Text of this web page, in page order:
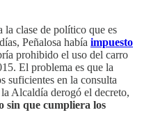
la clase de político que es
Peñalosa había impuesto
prohibido el uso del carro
El problema es que la
suficientes en la consulta
Alcaldía derogó el decreto,
sin que cumpliera los